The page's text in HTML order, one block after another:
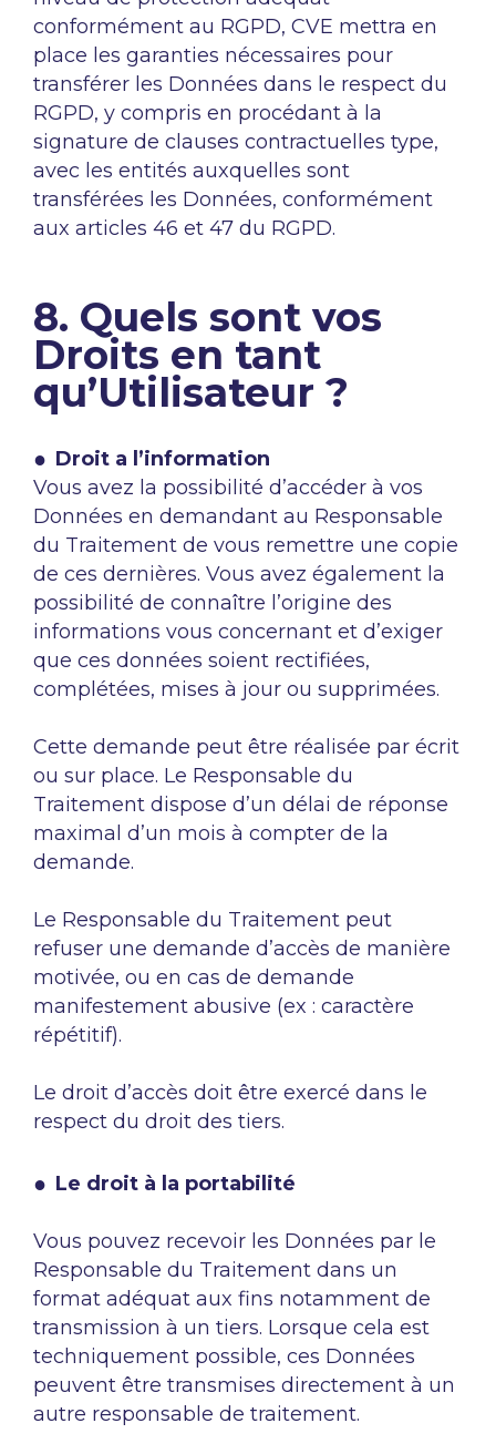
conformément au RGPD, CVE mettra en
place les garanties nécessaires pour
transférer les Données dans le respect du
RGPD, y compris en procédant à la
signature de clauses contractuelles type,
avec les entités auxquelles sont
transférées les Données, conformément
aux articles 46 et 47 du RGPD.
8. Quels sont vos
Droits en tant
qu’Utilisateur ?
Droit a l’information
Vous avez la possibilité d’accéder à vos
Données en demandant au Responsable
du Traitement de vous remettre une copie
de ces dernières. Vous avez également la
possibilité de connaître l’origine des
informations vous concernant et d’exiger
que ces données soient rectifiées,
complétées, mises à jour ou supprimées.
Cette demande peut être réalisée par écrit
ou sur place. Le Responsable du
Traitement dispose d’un délai de réponse
maximal d’un mois à compter de la
demande.
Le Responsable du Traitement peut
refuser une demande d’accès de manière
motivée, ou en cas de demande
manifestement abusive (ex : caractère
répétitif).
Le droit d’accès doit être exercé dans le
respect du droit des tiers.
Le droit à la portabilité
Vous pouvez recevoir les Données par le
Responsable du Traitement dans un
format adéquat aux fins notamment de
transmission à un tiers. Lorsque cela est
techniquement possible, ces Données
peuvent être transmises directement à un
autre responsable de traitement.